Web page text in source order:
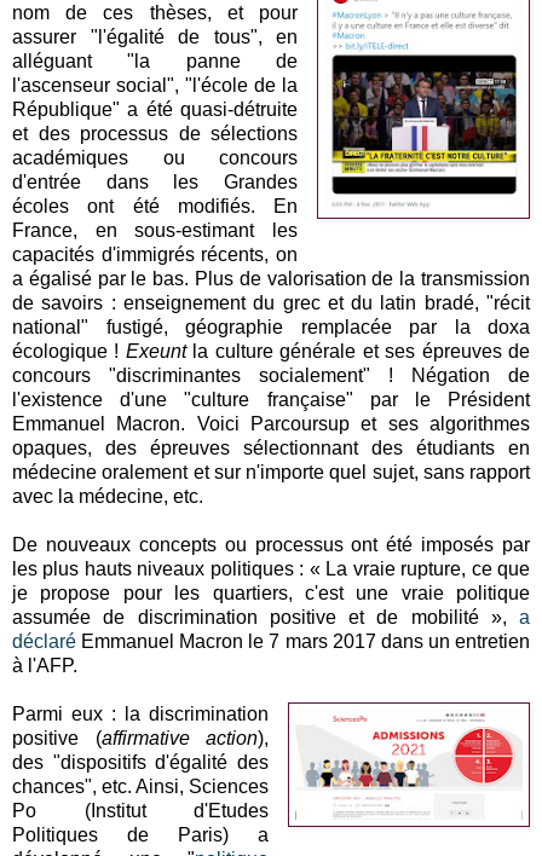
nom de ces thèses, et pour
assurer "l'égalité de tous", en
alléguant "la panne de
l'ascenseur social", "l'école de la
République" a été quasi-détruite
et des processus de sélections
académiques ou concours
d'entrée dans les Grandes
écoles ont été modifiés. En
France, en sous-estimant les
capacités d'immigrés récents, on
a égalisé par le bas. Plus de valorisation de la transmission
de savoirs : enseignement du grec et du latin bradé, "récit
national" fustigé, géographie remplacée par la doxa
écologique ! Exeuntla culture générale et ses épreuves de
concours "discriminantes socialement" ! Négation de
l'existence d'une "culture française" par le Président
Emmanuel Macron. Voici Parcoursup et ses algorithmes
opaques, des épreuves sélectionnant des étudiants en
médecine oralement et sur n'importe quel sujet, sans rapport
avec la médecine, etc.
De nouveaux concepts ou processus ont été imposés par
les plus hauts niveaux politiques : « La vraie rupture, ce que
je propose pour les quartiers, c'est une vraie politique
assumée de discrimination positive et de mobilité », a
déclaré Emmanuel Macron le 7 mars 2017 dans un entretien
à l'AFP.
Parmi eux : la discrimination
positive (affirmative action),
des "dispositifs d'égalité des
chances", etc. Ainsi, Sciences
Po (Institut d'Etudes
Politiques de Paris) a